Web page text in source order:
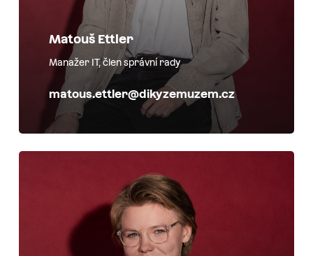
Matouš Ettler
Manažer IT, člen správní rady
matous.ettler@dikyzemuzem.cz